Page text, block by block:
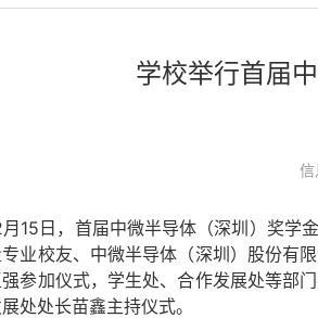
学校举行首届
信
月15日，首届中微半导体（深圳）奖学
业校友、中微半导体（深圳）股份有
参加仪式，学生处、合作发展处等部
处处长苗鑫主持仪式。